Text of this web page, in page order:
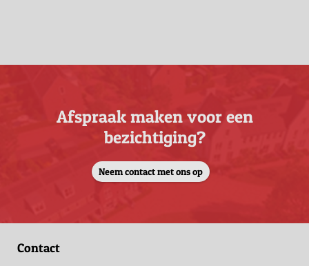
Afspraak maken voor een
bezichtiging?
Neem contact met ons op
Contact